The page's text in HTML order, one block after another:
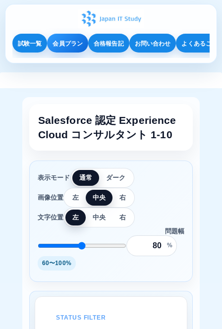
試験一覧 会員プラン 合格報告記 お問い合わせ よくあるご質
Salesforce 認定 Experience
Cloud コンサルタント 1-10
表示モード 通常 ダーク
画像位置 左 中央 右
文字位置 左 中央
右
問題幅
%
60〜100%
STATUS FILTER